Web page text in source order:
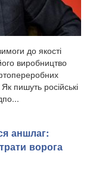
до якості
виробництво
пишуть російські
аншлаг:
ворога